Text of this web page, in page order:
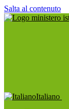
Salta al contenuto
Italiano